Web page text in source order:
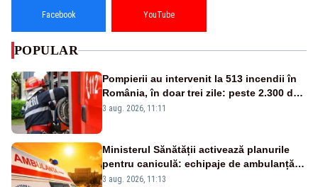
Facebook YouTube
POPULAR
Pompierii au intervenit la 513 incendii în
România, în doar trei zile: peste 2.300 de
hectare de teren au fost afectate
3 aug. 2026, 11:11
Ministerul Sănătății activează planurile
pentru caniculă: echipaje de ambulanță
suplimentate, stocuri de medicamente
3 aug. 2026, 11:13